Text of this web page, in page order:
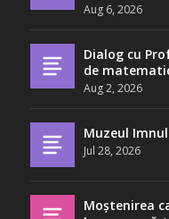
Aug 6, 2026
Dialog cu
de
Aug 2, 2026
Muzeul
Jul 28, 2026
Moștenirea